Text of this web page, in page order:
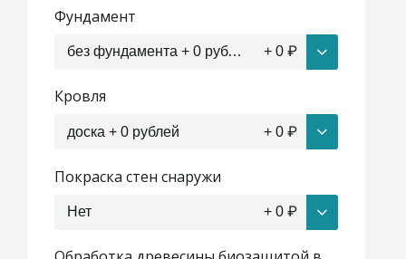
Фундамент
без фундамента + 0 рублей + 0 ₽
Кровля
доска + 0 рублей + 0 ₽
Покраска стен снаружи
Нет + 0 ₽